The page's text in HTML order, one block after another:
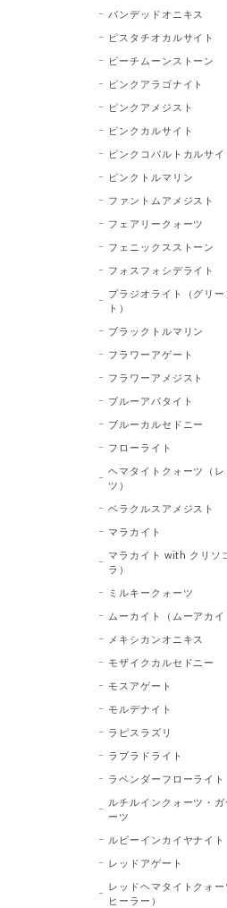
バンデッドオニキス
ピスタチオカルサイト
ピーチムーンストーン
ピンクアラゴナイト
ピンクアメジスト
ピンクカルサイト
ピンクコバルトカルサイ
ピンクトルマリン
ファントムアメジスト
フェアリークォーツ
フェニックスストーン
フォスフォシデライト
プラジオライト（グリー
ト）
ブラックトルマリン
フラワーアゲート
フラワーアメジスト
ブルーアパタイト
ブルーカルセドニー
フローライト
ヘマタイトクォーツ（
ツ）
ベラクルスアメジスト
マラカイト
マラカイト with クリソ
ラ）
ミルキークォーツ
ムーカイト（ムーアカイ
メキシカンオニキス
モザイクカルセドニー
モスアゲート
モルデナイト
ラピスラズリ
ラブラドライト
ラベンダーフローライト
ルチルインクォーツ・ガ
ーツ
ルビーインカイヤナイト
レッドアゲート
レッドヘマタイトクォ
ヒーラー）